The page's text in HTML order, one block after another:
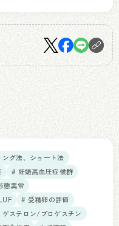
ング法、ショート法
# 妊娠高血圧症候群
態異常
# 受精卵の評価
ステロン/プロゲスチン